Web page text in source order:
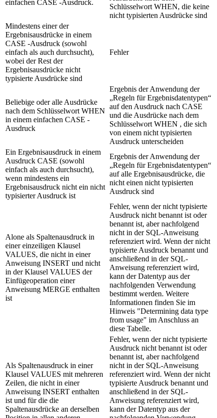
einfachen CASE -Ausdruck.
Schlüsselwort WHEN, die keine
nicht typisierten Ausdrücke sind
Mindestens einer der
Ergebnisausdrücke in einem
CASE -Ausdruck (sowohl
einfach als auch durchsucht),
wobei der Rest der
Ergebnisausdrücke nicht
typisierte Ausdrücke sind
Fehler
Beliebige oder alle Ausdrücke
nach dem Schlüsselwort WHEN
in einem einfachen CASE -
Ausdruck
Ergebnis der Anwendung der
Regeln für Ergebnisdatentypen
auf den Ausdruck nach CASE
und die Ausdrücke nach dem
Schlüsselwort WHEN , die sich
von einem nicht typisierten
Ausdruck unterscheiden
Ein Ergebnisausdruck in einem
Ausdruck CASE (sowohl
einfach als auch durchsucht),
wenn mindestens ein
Ergebnisausdruck nicht ein nicht
typisierter Ausdruck ist
Ergebnis der Anwendung der
Regeln für Ergebnisdatentypen
auf alle Ergebnisausdrücke, die
nicht einen nicht typisierten
Ausdruck sind
Alone als Spaltenausdruck in
einer einzeiligen Klausel
VALUES, die nicht in einer
Anweisung INSERT und nicht
in der Klausel VALUES der
Einfügeoperation einer
Anweisung MERGE enthalten
ist
Fehler, wenn der nicht typisierte
Ausdruck nicht benannt ist oder
benannt ist, aber nachfolgend
nicht in der SQL-Anweisung
referenziert wird. Wenn der nicht
typisierte Ausdruck benannt und
anschließend in der SQL-
Anweisung referenziert wird,
kann der Datentyp aus der
nachfolgenden Verwendung
bestimmt werden. Weitere
Informationen finden Sie im
Hinweis "Determining data type
from usage" im Anschluss an
diese Tabelle.
Als Spaltenausdruck in einer
Klausel VALUES mit mehreren
Zeilen, die nicht in einer
Anweisung INSERT enthalten
ist und für die die
Spaltenausdrücke an derselben
Fehler, wenn der nicht typisierte
Ausdruck nicht benannt ist oder
benannt ist, aber nachfolgend
nicht in der SQL-Anweisung
referenziert wird. Wenn der nicht
typisierte Ausdruck benannt und
anschließend in der SQL-
Anweisung referenziert wird,
kann der Datentyp aus der